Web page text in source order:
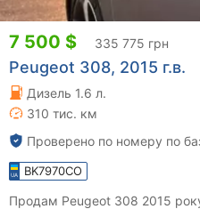
7 500 $ 335 775 грн
Peugeot 308, 2015 г.в.
Дизель 1.6 л.
310 тис. км
Проверено по номеру по
BK7970CO
Продам Peugeot 308 2015